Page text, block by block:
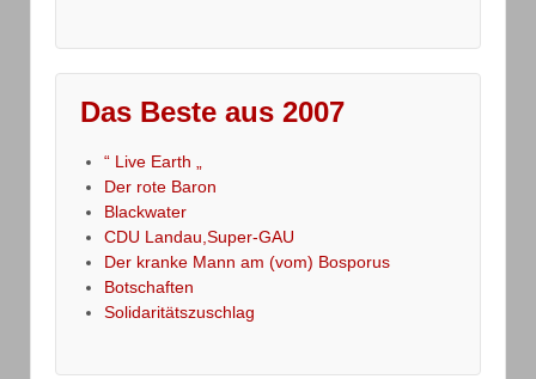
Das Beste aus 2007
“ Live Earth „
Der rote Baron
Blackwater
CDU Landau,Super-GAU
Der kranke Mann am (vom) Bosporus
Botschaften
Solidaritätszuschlag